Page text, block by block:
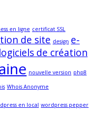
en ligne certificat SSL
de site design e-
logiciels de création
nouvelle version php8
Whois Anonyme
en local wordpress pepper